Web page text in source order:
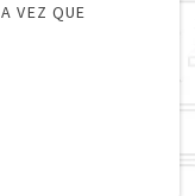
VEZ QUE